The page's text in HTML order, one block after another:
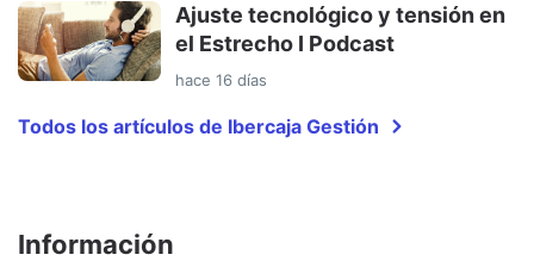
Ajuste tecnológico y tensión en
el Estrecho I Podcast
hace 16 días
Todos los artículos de Ibercaja Gestión
Información